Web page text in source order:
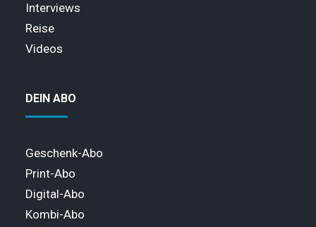
Interviews
Reise
Videos
DEIN ABO
Geschenk-Abo
Print-Abo
Digital-Abo
Kombi-Abo